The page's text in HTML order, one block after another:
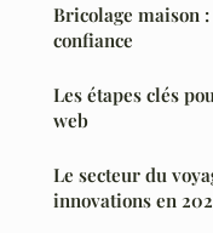
Bricolage maison
confiance
Les étapes clés
web
Le secteur du
innovations en